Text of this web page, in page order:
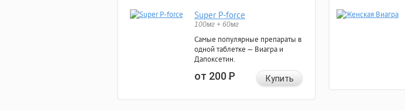
Super P-force
100мг + 60мг
Самые популярные препараты в
одной таблетке — Виагра и
Дапоксетин.
от 200Р Купить